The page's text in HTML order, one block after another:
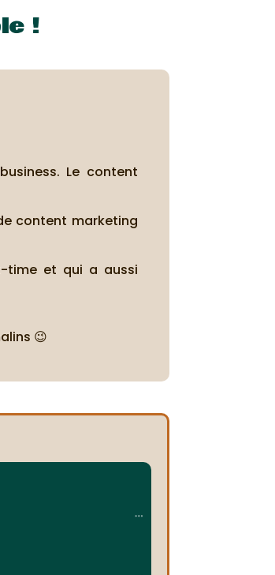
!
Le content
content marketing
time et qui a aussi
😉